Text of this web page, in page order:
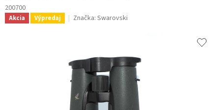
200700
Akcia Výpredaj Značka: Swarovski